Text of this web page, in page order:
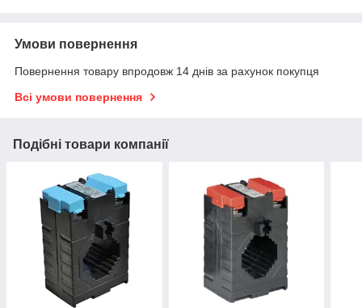
Умови повернення
Повернення товару впродовж 14 днів за рахунок покупця
Всі умови повернення
Подібні товари компанії